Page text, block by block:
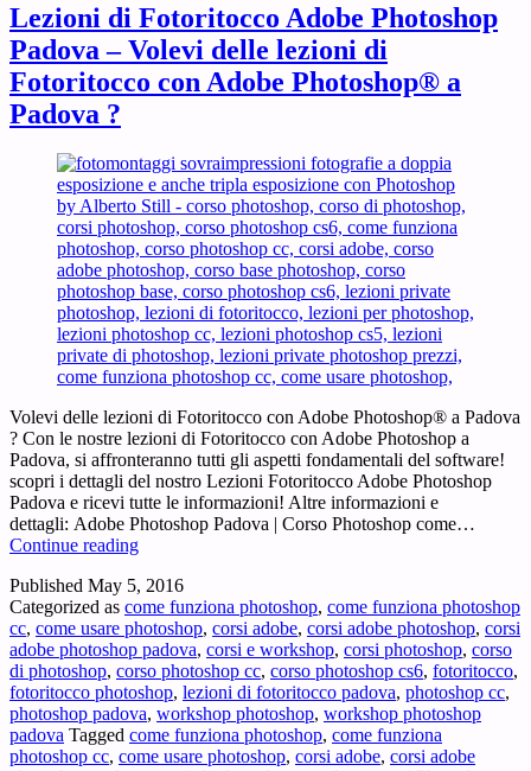
Lezioni di Fotoritocco Adobe Photoshop
Padova – Volevi delle lezioni di
Fotoritocco con Adobe Photoshop® a
Padova ?
Volevi delle lezioni di Fotoritocco con Adobe Photoshop® a Padova
? Con le nostre lezioni di Fotoritocco con Adobe Photoshop a
Padova, si affronteranno tutti gli aspetti fondamentali del software!
scopri i dettagli del nostro Lezioni Fotoritocco Adobe Photoshop
Padova e ricevi tutte le informazioni! Altre informazioni e
dettagli: Adobe Photoshop Padova | Corso Photoshop come…
Continue readingLezioni
Fotoritocco
Adobe
Photoshop
Padova
–
Volevi
delle
lezioni
di
Published May 5, 2016
Categorized as come funziona photoshop, come funziona photoshop
cc, come usare photoshop, corsi adobe, corsi adobe photoshop, corsi
adobe photoshop padova, corsi e workshop, corsi photoshop, corso
di photoshop, corso photoshop cc, corso photoshop cs6, fotoritocco,
fotoritocco photoshop, lezioni di fotoritocco padova, photoshop cc,
photoshop padova, workshop photoshop, workshop photoshop
padova Tagged come funziona photoshop, come funziona
photoshop cc, come usare photoshop, corsi adobe, corsi adobe